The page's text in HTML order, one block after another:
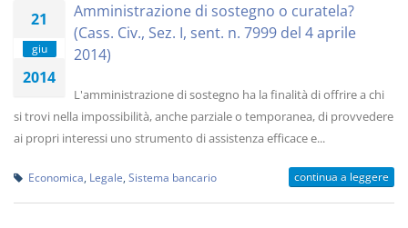
21
giu
2014
Amministrazione di sostegno o curatela?
(Cass. Civ., Sez. I, sent. n. 7999 del 4 aprile
2014)
L'amministrazione di sostegno ha la finalità di offrire a chi
si trovi nella impossibilità, anche parziale o temporanea, di provvedere
ai propri interessi uno strumento di assistenza efficace e...
Economica Legale Sistema bancario continua a leggere